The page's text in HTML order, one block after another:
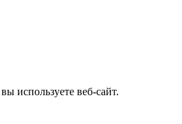
используете веб-сайт.